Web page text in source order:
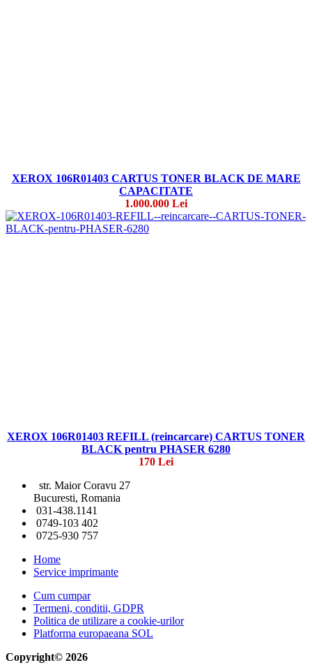
XEROX 106R01403 CARTUS TONER BLACK DE MARE
CAPACITATE
1.000.000 Lei
XEROX 106R01403 REFILL (reincarcare) CARTUS TONER
BLACK pentru PHASER 6280
170 Lei
str. Maior Coravu 27
Bucuresti, Romania
031-438.1141
0749-103 402
0725-930 757
Home
Service imprimante
Cum cumpar
Termeni, conditii, GDPR
Politica de utilizare a cookie-urilor
Platforma europaeana SOL
Copyright© 2026